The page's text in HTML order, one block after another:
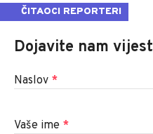
ČITAOCI REPORTERI
Dojavite nam vijest
Naslov *
Vaše ime *